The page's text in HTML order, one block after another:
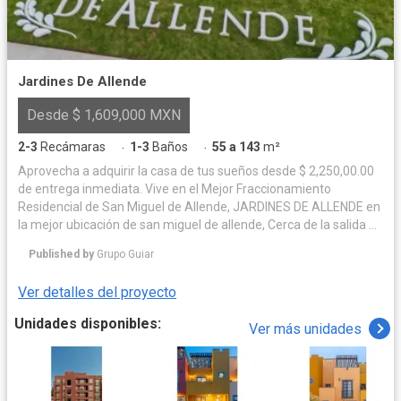
Jardines De Allende
Desde $ 1,609,000 MXN
2-3 Recámaras · 1-3 Baños · 55 a 143 m²
Aprovecha a adquirir la casa de tus sueños desde $ 2,250,00.00
de entrega inmediata. Vive en el Mejor Fraccionamiento
Residencial de San Miguel de Allende, JARDINES DE ALLENDE en
la mejor ubicación de san miguel de allende, Cerca de la salida a
además a 500 metros de Liverpool. Nuestras amenidades
verdes con asadores, juegos infantiles y aparatos para hacer
ejercicio, canchas de usos múltiples, pasto sintético, además
cancha de pádel. Contaremos con una plaza cívica y comercial al
centro del fraccionamiento. Tenemos 3 modelos de viviendas.
Siqueiros. Rivera. Kahlo. Todas nuestra viviendas se entregan
con concina integral equipada con estufa completa, preparación
Published by Grupo Guiar
Ver detalles del proyecto
Unidades disponibles:
Ver más unidades